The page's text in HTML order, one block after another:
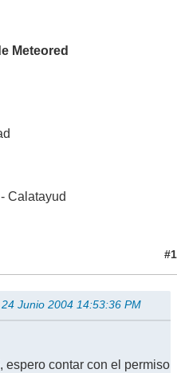
Meteored
Calatayud
#1
Junio 2004 14:53:36 PM
espero contar con el permiso